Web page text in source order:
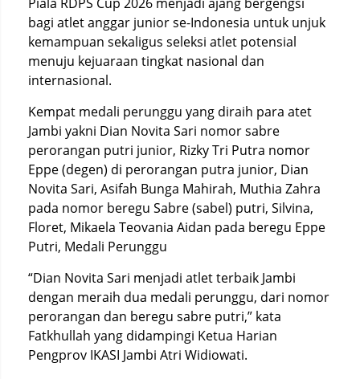
bagi atlet anggar junior se-Indonesia untuk unjuk
kemampuan sekaligus seleksi atlet potensial
menuju kejuaraan tingkat nasional dan
internasional.
Kempat medali perunggu yang diraih para atet
Jambi yakni Dian Novita Sari nomor sabre
perorangan putri junior, Rizky Tri Putra nomor
Eppe (degen) di perorangan putra junior, Dian
Novita Sari, Asifah Bunga Mahirah, Muthia Zahra
pada nomor beregu Sabre (sabel) putri, Silvina,
Floret, Mikaela Teovania Aidan pada beregu Eppe
Putri, Medali Perunggu
“Dian Novita Sari menjadi atlet terbaik Jambi
dengan meraih dua medali perunggu, dari nomor
perorangan dan beregu sabre putri,” kata
Fatkhullah yang didampingi Ketua Harian
Pengprov IKASI Jambi Atri Widiowati.